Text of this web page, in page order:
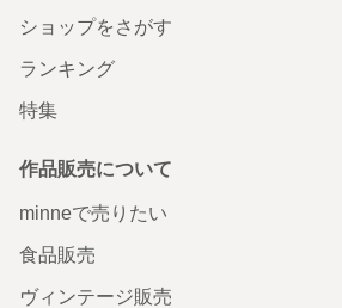
ショップをさがす
ランキング
特集
作品販売について
minneで売りたい
食品販売
ヴィンテージ販売